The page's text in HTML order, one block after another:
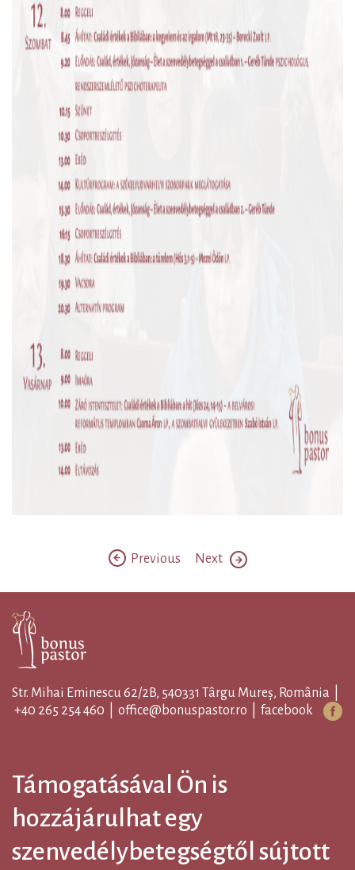
Previous Next
Str. Mihai Eminescu 62/2B, 540331 Târgu Mureș, România |
+40 265 254 460
office@bonuspastor.ro facebook
Támogatásával Ön is
hozzájárulhat egy
szenvedélybetegségtől sújtott